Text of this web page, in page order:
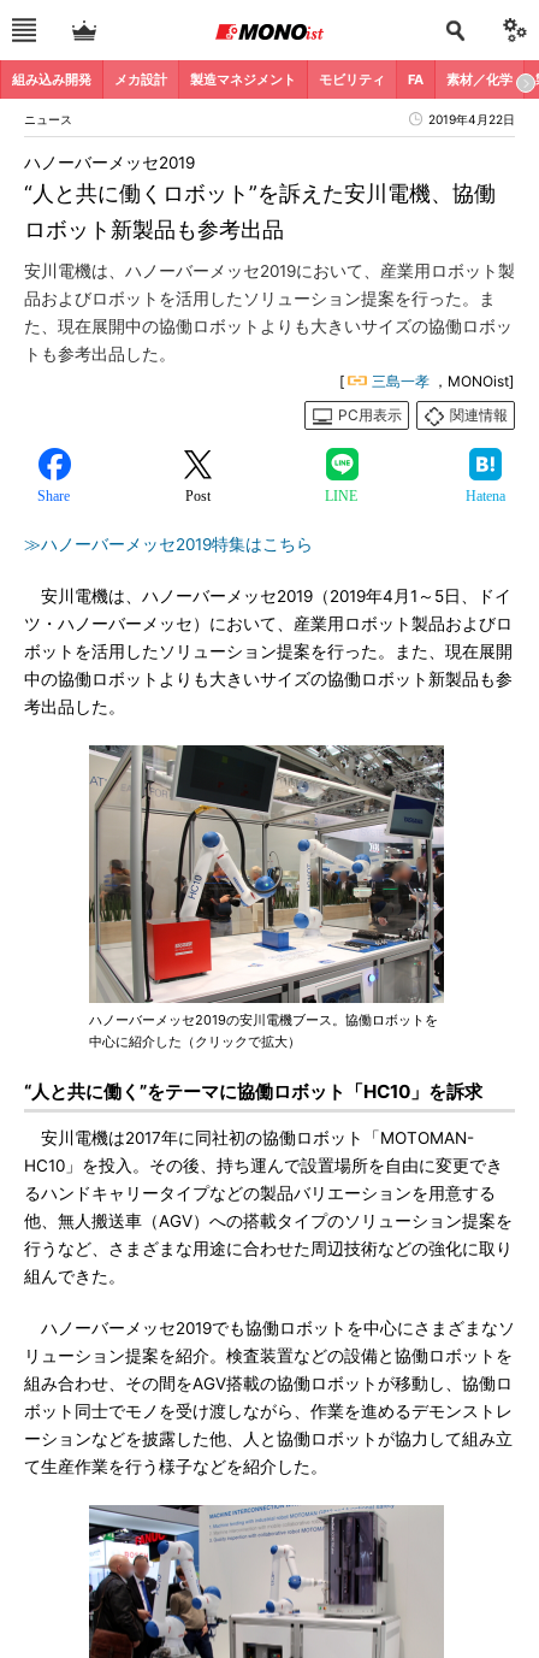
組み込み開発 メカ設計 製造マネジメント モビリティ FA 素材／化学
ニュース 2019年4月22日
“人と共に働くロボット”を訴えた安川電機、協働
ロボット新製品も参考出品
ハノーバーメッセ2019
安川電機は、ハノーバーメッセ2019において、産業用ロボット製
品およびロボットを活用したソリューション提案を行った。ま
た、現在展開中の協働ロボットよりも大きいサイズの協働ロボッ
トも参考出品した。
[ 三島一孝 ，MONOist]
PC用表示
関連情報
Share Post LINE Hatena
≫ハノーバーメッセ2019特集はこちら
安川電機は、ハノーバーメッセ2019（2019年4月1～5日、ドイ
ツ・ハノーバーメッセ）において、産業用ロボット製品およびロ
ボットを活用したソリューション提案を行った。また、現在展開
中の協働ロボットよりも大きいサイズの協働ロボット新製品も参
考出品した。
ハノーバーメッセ2019の安川電機ブース。協働ロボットを
中心に紹介した（クリックで拡大）
“人と共に働く”をテーマに協働ロボット「HC10」を訴求
安川電機は2017年に同社初の協働ロボット「MOTOMAN-
HC10」を投入。その後、持ち運んで設置場所を自由に変更でき
るハンドキャリータイプなどの製品バリエーションを用意する
他、無人搬送車（AGV）への搭載タイプのソリューション提案を
行うなど、さまざまな用途に合わせた周辺技術などの強化に取り
組んできた。
ハノーバーメッセ2019でも協働ロボットを中心にさまざまなソ
リューション提案を紹介。検査装置などの設備と協働ロボットを
組み合わせ、その間をAGV搭載の協働ロボットが移動し、協働ロ
ボット同士でモノを受け渡しながら、作業を進めるデモンストレ
ーションなどを披露した他、人と協働ロボットが協力して組み立
て生産作業を行う様子などを紹介した。